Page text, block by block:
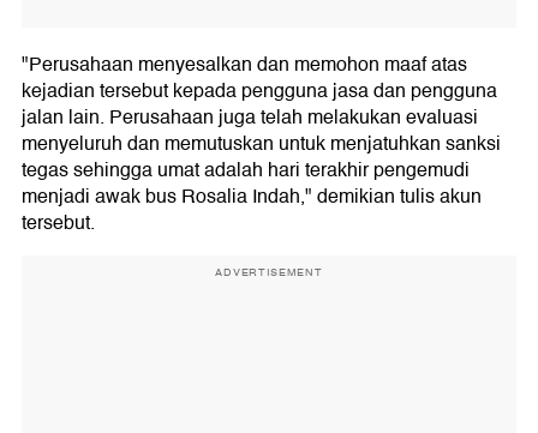
"Perusahaan menyesalkan dan memohon maaf atas
kejadian tersebut kepada pengguna jasa dan pengguna
jalan lain. Perusahaan juga telah melakukan evaluasi
menyeluruh dan memutuskan untuk menjatuhkan sanksi
tegas sehingga umat adalah hari terakhir pengemudi
menjadi awak bus Rosalia Indah," demikian tulis akun
tersebut.
ADVERTISEMENT